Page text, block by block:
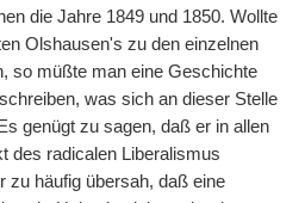
die Jahre 1849 und 1850. Wollte
Olshausen's zu den einzelnen
so müßte man eine Geschichte
was sich an dieser Stelle
genügt zu sagen, daß er in allen
des radicalen Liberalismus
zu häufig übersah, daß eine